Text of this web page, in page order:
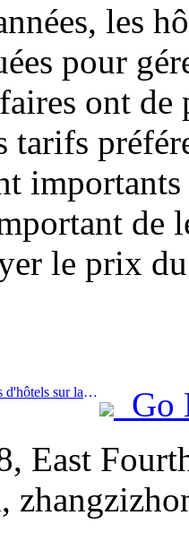
les
pour
ont de
tarifs
de
le prix
Prev:Le nombre de recherches d'hôtels sur la plate - forme Shimmer est en hausse constante, les recherches ont augmenté de 122% d'une année sur l'autre au cours des trois premiers trimestres de l'année
Go
East